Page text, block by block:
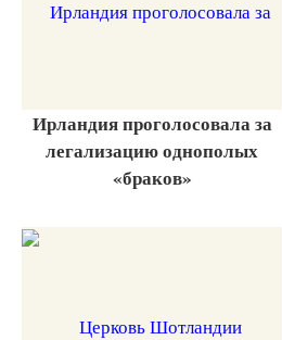
Ирландия проголосовала за
легализацию однополых
«браков»